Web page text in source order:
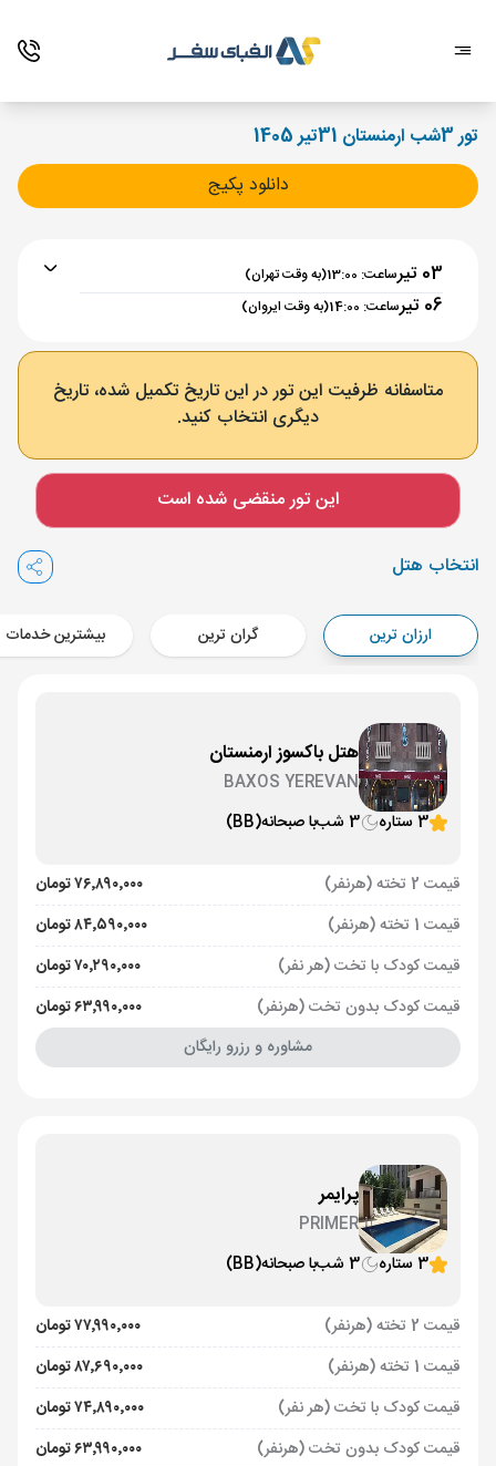
تور 3شب ارمنستان 31تیر 1405
دانلود پکیج
03 تیر ساعت: 13:00 (به وقت تهران)
06 تیر ساعت: 14:00 (به وقت ایروان)
برنامه رفت :
فرودگاه بین‌المللی امام خمینی IKA
ایروان , فرودگاه بین‌المللی زوارتنوتس EVN
مدت پرواز :02:00
تهران , فرودگاه بین‌المللی امام خمینی IKA
متاسفانه ظرفیت این تور در این تاریخ تکمیل شده، تاریخ
دیگری انتخاب کنید.
این تور منقضی شده است
انتخاب هتل
ارزان ترین گران ترین بیشترین خدمات
هتل باکسوز ارمنستان
BAXOS YEREVAN
3 ستاره
3 شب با صبحانه(BB)
قیمت 2 تخته (هرنفر)
۷۶٬۸۹۰٬۰۰۰ تومان
قیمت 1 تخته (هرنفر)
۸۴٬۵۹۰٬۰۰۰ تومان
قیمت کودک با تخت (هر نفر)
۷۰٬۲۹۰٬۰۰۰ تومان
قیمت کودک بدون تخت (هرنفر)
۶۳٬۹۹۰٬۰۰۰ تومان
مشاوره و رزرو رایگان
پرایمر
PRIMER
3 ستاره
3 شب با صبحانه(BB)
قیمت 2 تخته (هرنفر)
۷۷٬۹۹۰٬۰۰۰ تومان
قیمت 1 تخته (هرنفر)
۸۷٬۶۹۰٬۰۰۰ تومان
قیمت کودک با تخت (هر نفر)
۷۴٬۸۹۰٬۰۰۰ تومان
قیمت کودک بدون تخت (هرنفر)
۶۳٬۹۹۰٬۰۰۰ تومان